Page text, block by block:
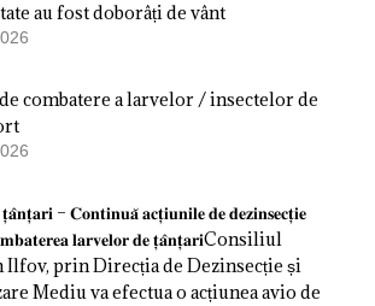
au fost doborâți de vânt
combatere a larvelor / insectelor de
𝐭̦𝐚̂𝐧𝐭̦𝐚𝐫𝐢 – 𝐂𝐨𝐧𝐭𝐢𝐧𝐮𝐚̆ 𝐚𝐜𝐭̦𝐢𝐮𝐧𝐢𝐥𝐞 𝐝𝐞 𝐝𝐞𝐳𝐢𝐧𝐬𝐞𝐜𝐭̦𝐢𝐞
𝐥𝐚𝐫𝐯𝐞𝐥𝐨𝐫 𝐝𝐞 𝐭̦𝐚̂𝐧𝐭̦𝐚𝐫𝐢Consiliul
Ilfov, prin Direcția de Dezinsecție și
Mediu va efectua o acțiunea avio de